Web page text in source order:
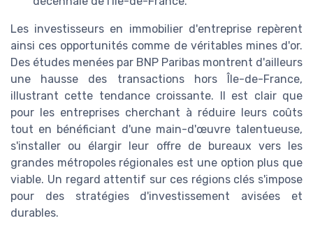
Les investisseurs en immobilier d'entreprise repèrent
ainsi ces opportunités comme de véritables mines d'or.
Des études menées par BNP Paribas montrent d'ailleurs
une hausse des transactions hors Île-de-France,
illustrant cette tendance croissante. Il est clair que
pour les entreprises cherchant à réduire leurs coûts
tout en bénéficiant d'une main-d'œuvre talentueuse,
s'installer ou élargir leur offre de bureaux vers les
grandes métropoles régionales est une option plus que
viable. Un regard attentif sur ces régions clés s'impose
pour des stratégies d'investissement avisées et
durables.